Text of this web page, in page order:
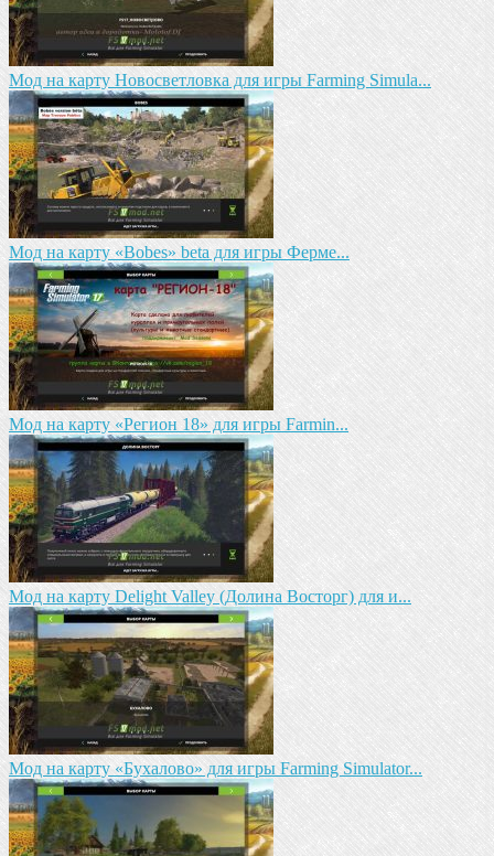
Мод на карту Новосветловка для игры Farming Simula...
Мод на карту «Bobes» beta для игры Ферме...
Мод на карту «Регион 18» для игры Farmin...
Мод на карту Delight Valley (Долина Восторг) для и...
Мод на карту «Бухалово» для игры Farming Simulator...